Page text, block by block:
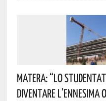
Matera: “Lo
Diventare